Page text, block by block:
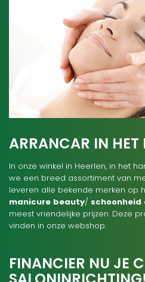
ARRANCAR IN HET
In onze winkel in Heerlen, in het
we een breed assortiment van
leveren alle bekende merken op
manicure beauty/ schoonheid
meest vriendelijke prijzen. Deze
vinden in onze webshop.
FINANCIER NU JE